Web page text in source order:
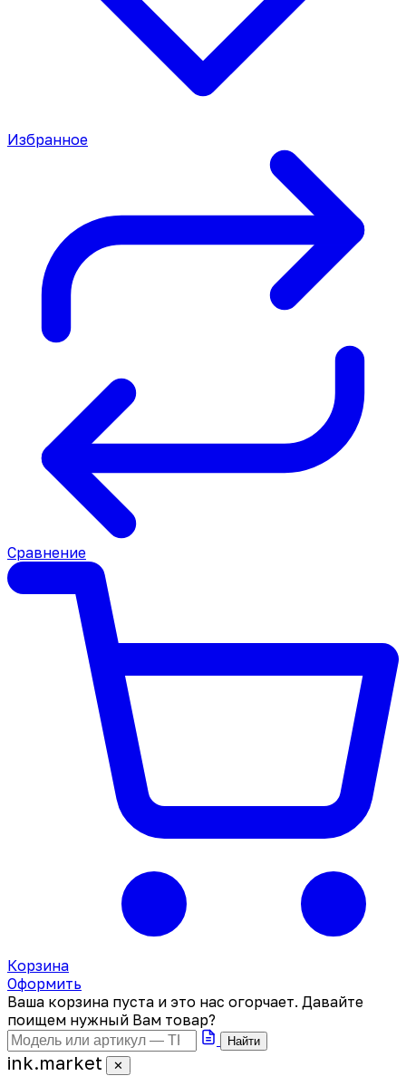
Избранное
Сравнение
Корзина
Оформить
Ваша корзина пуста и это нас огорчает. Давайте
поищем нужный Вам товар?
Найти
ink.market ✕